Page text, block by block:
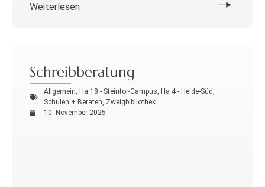
Weiterlesen
Schreibberatung
Allgemein, Ha 18 - Steintor-Campus, Ha 4 - Heide-Süd,
Schulen + Beraten, Zweigbibliothek
10. November 2025